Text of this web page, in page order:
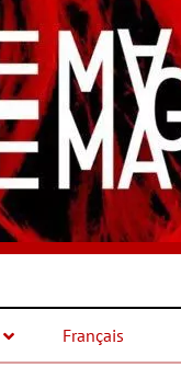
Français